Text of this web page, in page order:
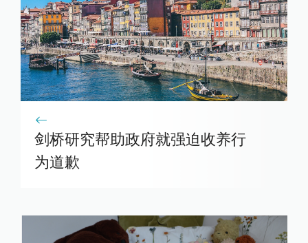
剑桥研究帮助政府就强迫收养行
为道歉